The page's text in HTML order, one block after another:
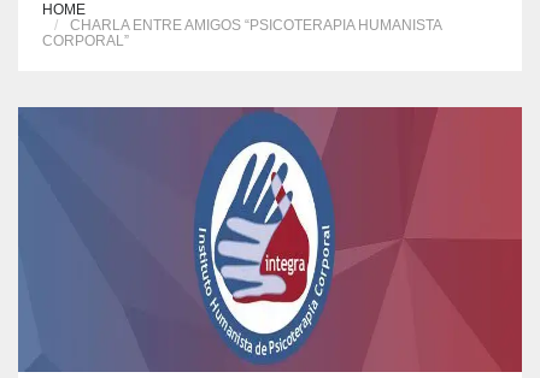
HOME
CHARLA ENTRE AMIGOS “PSICOTERAPIA HUMANISTA
CORPORAL”